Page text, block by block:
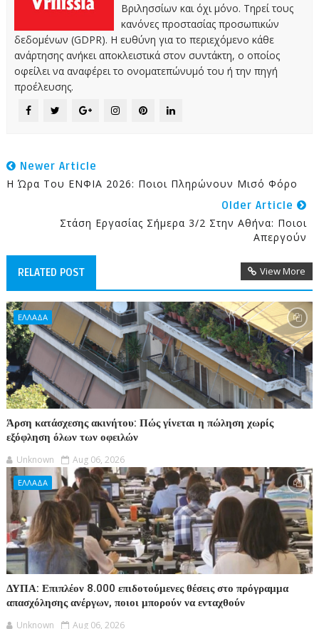
Βριλησσίων και όχι μόνο. Τηρεί τους
κανόνες προστασίας προσωπικών
δεδομένων (GDPR). Η ευθύνη για το περιεχόμενο κάθε
ανάρτησης ανήκει αποκλειστικά στον συντάκτη, ο οποίος
οφείλει να αναφέρει το ονοματεπώνυμό του ή την πηγή
προέλευσης.
Newer Article
Η Ώρα Του ΕΝΦΙΑ 2026: Ποιοι Πληρώνουν Μισό Φόρο
Older Article
Στάση Εργασίας Σήμερα 3/2 Στην Αθήνα: Ποιοι
Απεργούν
RELATED POST View More
ΕΛΛΑΔΑ
Άρση κατάσχεσης ακινήτου: Πώς γίνεται η πώληση χωρίς
εξόφληση όλων των οφειλών
Unknown Aug 06, 2026
ΕΛΛΑΔΑ
ΔΥΠΑ: Επιπλέον 8.000 επιδοτούμενες θέσεις στο πρόγραμμα
απασχόλησης ανέργων, ποιοι μπορούν να ενταχθούν
Unknown Aug 06, 2026